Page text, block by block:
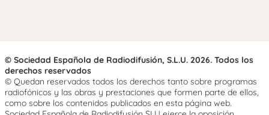
© Sociedad Española de Radiodifusión, S.L.U. 2026. Todos los
derechos reservados
© Quedan reservados todos los derechos tanto sobre programas
radiofónicos y las obras y prestaciones que formen parte de ellos,
como sobre los contenidos publicados en esta página web.